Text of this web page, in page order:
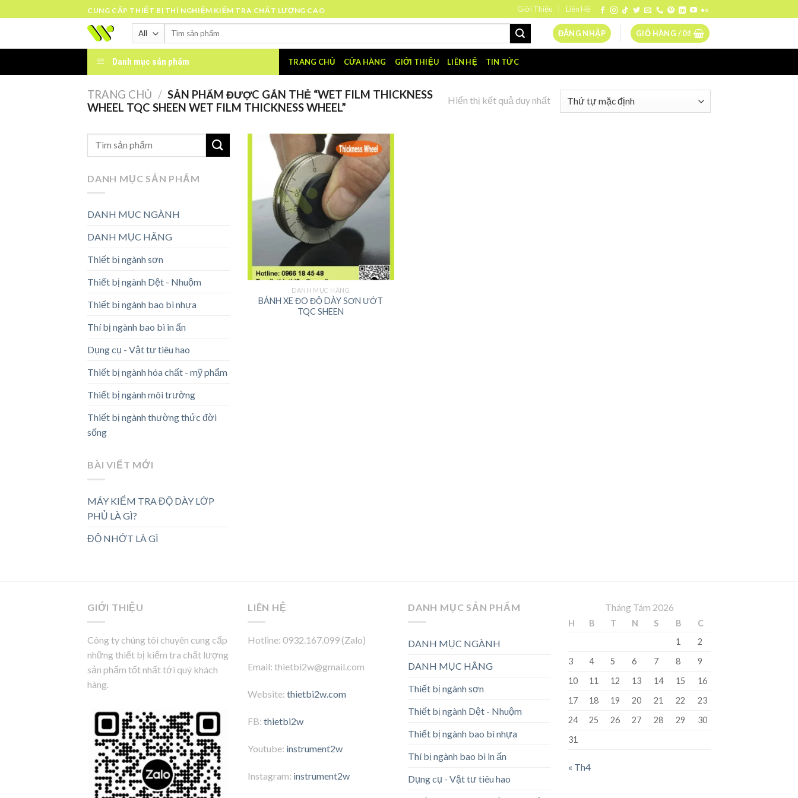
to
CUNG CẤP THIẾT BỊ THÍ NGHIỆM KIỂM TRA CHẤT LƯỢNG CAO Giới Thiệu Liên Hệ
Tìm
ĐĂNG NHẬP GIỎ HÀNG /0₫
Danh mục sản phẩm TRANG CHỦ CỬA HÀNG GIỚI THIỆU LIÊN HỆ TIN TỨC
TRANG CHỦ / SẢN PHẨM ĐƯỢC GẮN THẺ “WET FILM THICKNESS
WHEEL TQC SHEEN WET FILM THICKNESS WHEEL”
Hiển thị kết quả duy nhất
DANH MỤC SẢN PHẨM
DANH MỤC NGÀNH
DANH MỤC HÃNG
Thiết bị ngành sơn
Thiết bị ngành Dệt - Nhuộm
Thiết bị ngành bao bì nhựa
Thí bị ngành bao bì in ấn
Dụng cụ - Vật tư tiêu hao
Thiết bị ngành hóa chất - mỹ phẩm
Thiết bị ngành môi trường
Thiết bị ngành thường thức đời
sống
BÀI VIẾT MỚI
MÁY KIỂM TRA ĐỘ DÀY LỚP
PHỦ LÀ GÌ?
ĐỘ NHỚT LÀ GÌ
DANH MỤC HÃNG
BÁNH XE ĐO ĐỘ DÀY SƠN ƯỚT
TQC SHEEN
GIỚI THIỆU
Công ty chúng tôi chuyên cung cấp
những thiết bị kiểm tra chất lượng
sản phẩm tốt nhất tới quý khách
hàng.
LIÊN HỆ
Hotline: 0932.167.099 (Zalo)
Email: thietbi2w@gmail.com
Website: thietbi2w.com
FB: thietbi2w
Youtube: instrument2w
Instagram: instrument2w
DANH MỤC SẢN PHẨM
DANH MỤC NGÀNH
DANH MỤC HÃNG
Thiết bị ngành sơn
Thiết bị ngành Dệt - Nhuộm
Thiết bị ngành bao bì nhựa
Thí bị ngành bao bì in ấn
Dụng cụ - Vật tư tiêu hao
Tháng Tám 2026
H B T N S B
C
1
2
3
4 5 6 7 8
9
10
11 12 13 14 15
16
17
18 19 20 21 22
23
24
25 26 27 28 29
30
31
« Th4